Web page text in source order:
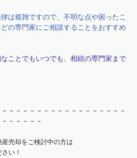
は複雑ですので、不明な点や困ったこ
の専門家にご相談することをおすすめ
ことでもいつでも、相続の専門家まで
－－－－－－－－－－－－－－－－－
－－－－－
売却をご検討中の方は
い！